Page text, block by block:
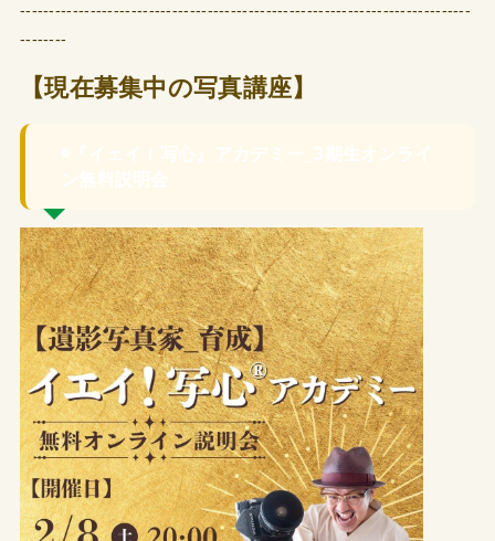
-----------------------------------------------------------------------------
--------
【現在募集中の写真講座】